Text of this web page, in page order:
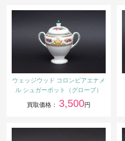
ウェッジウッド コロンビアエナメ
ル シュガーポット（グローブ）
買取価格： 3,500円